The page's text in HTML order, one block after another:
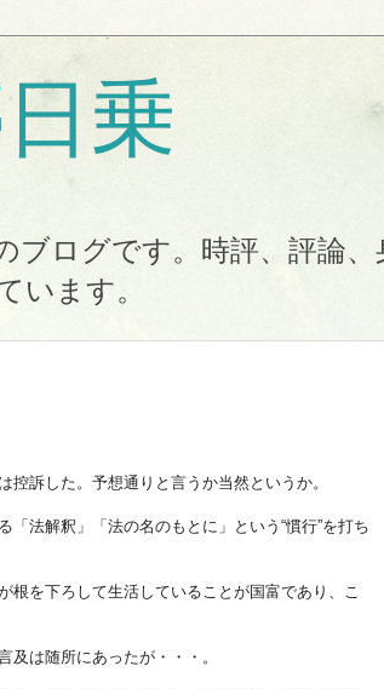
乗
ブログです。時評、評論
います。
訴した。予想通りと言うか当然というか。
法解釈」「法の名のもとに」という“慣行”を打ち
根を下ろして生活していることが国富であり、こ
は随所にあったが・・・。